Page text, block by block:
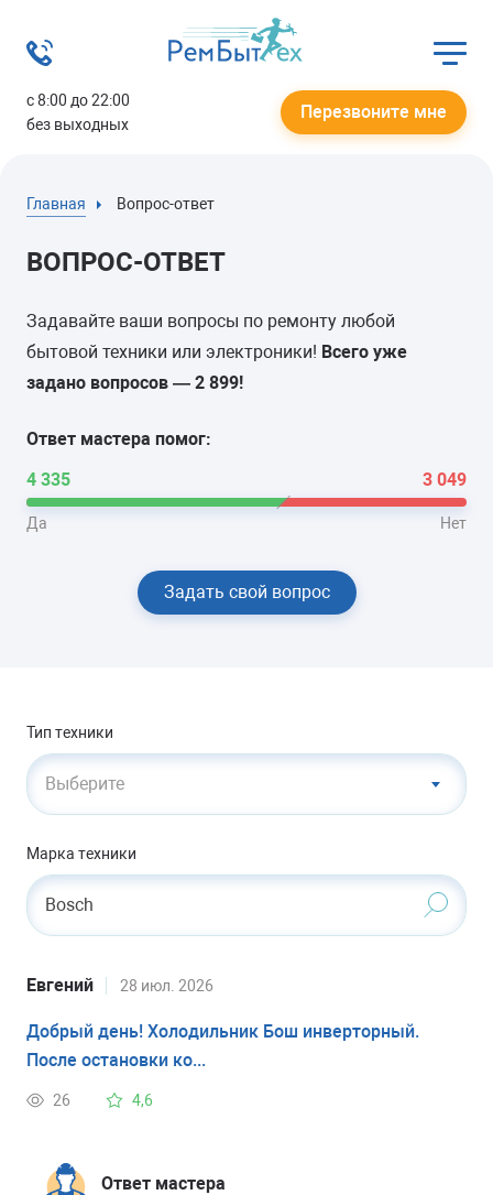
с 8:00 до 22:00
без выходных
Перезвоните мне
Главная Вопрос-ответ
ВОПРОС-ОТВЕТ
Задавайте ваши вопросы по ремонту любой
бытовой техники или электроники! Всего уже
задано вопросов — 2 899!
Ответ мастера помог:
4 335
3 049
Да Нет
Задать свой вопрос
Тип техники
Выберите
Марка техники
Bosch
Евгений 28 июл. 2026
Добрый день! Холодильник Бош инверторный.
После остановки ко...
26 4,6
Ответ мастера